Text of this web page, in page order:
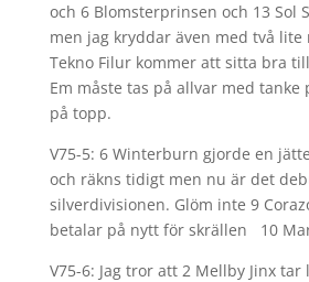
och 6 Blomsterprinsen och 13 Sol
men jag kryddar även med två lite
Tekno Filur kommer att sitta bra
Em måste tas på allvar med
på topp.
V75-5: 6 Winterburn gjorde en
och räkns tidigt men nu är det
silverdivisionen. Glöm inte 9
betalar på nytt för skrällen 10
V75-6: Jag tror att 2 Mellby Jinx